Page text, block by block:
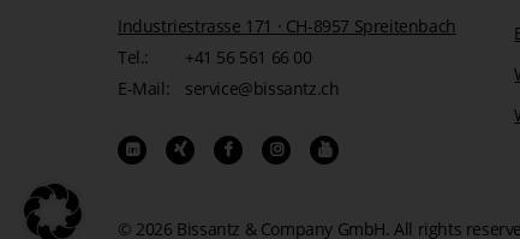
Industriestrasse 171 · CH-8957 Spreitenbach
Tel.:
+41 56 561 66 00
E-Mail:
service@bissantz.ch
© 2026 Bissantz & Company GmbH. All rights